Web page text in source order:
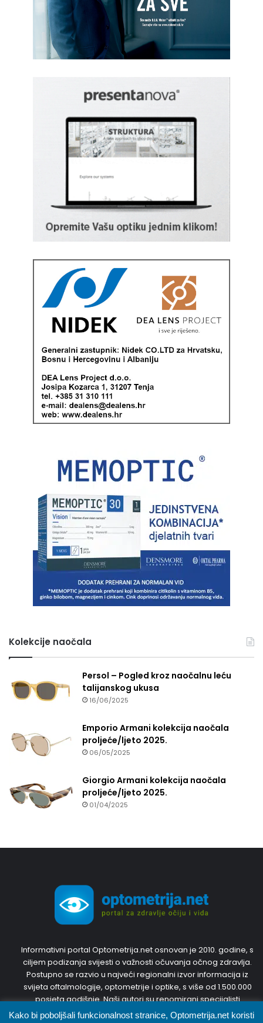
Kolekcije naočala
Persol – Pogled kroz naočalnu leću
talijanskog ukusa
16/06/2025
Emporio Armani kolekcija naočala
proljeće/ljeto 2025.
06/05/2025
Giorgio Armani kolekcija naočala
proljeće/ljeto 2025.
01/04/2025
Informativni portal Optometrija.net osnovan je 2010. godine, s
ciljem podizanja svijesti o važnosti očuvanja očnog zdravlja.
Postupno se razvio u najveći regionalni izvor informacija iz
svijeta oftalmologije, optometrije i optike, s više od 1.500.000
posjeta godišnje. Naši autori su renomirani specijalisti
oftalmologije i optometristi s inozemnim diplomama i
Kako bi poboljšali funkcionalnost stranice, Optometrija.net koristi